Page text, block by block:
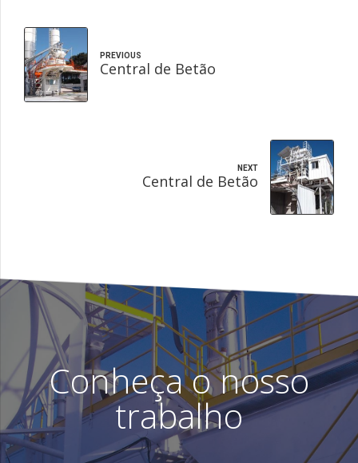
PREVIOUS
Central de Betão
NEXT
Central de Betão
Conheça o nosso
trabalho